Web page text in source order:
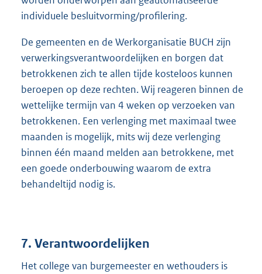
individuele besluitvorming/profilering.
De gemeenten en de Werkorganisatie BUCH zijn
verwerkingsverantwoordelijken en borgen dat
betrokkenen zich te allen tijde kosteloos kunnen
beroepen op deze rechten. Wij reageren binnen de
wettelijke termijn van 4 weken op verzoeken van
betrokkenen. Een verlenging met maximaal twee
maanden is mogelijk, mits wij deze verlenging
binnen één maand melden aan betrokkene, met
een goede onderbouwing waarom de extra
behandeltijd nodig is.
7. Verantwoordelijken
Het college van burgemeester en wethouders is